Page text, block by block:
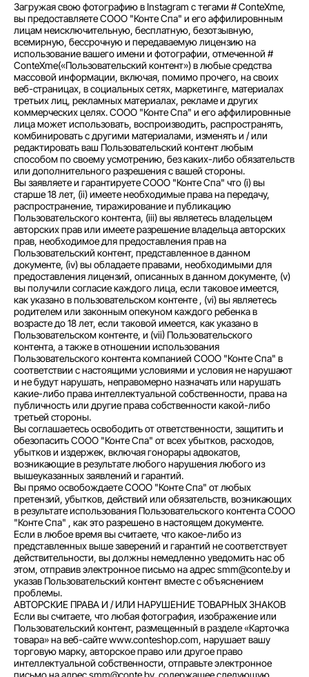
Загружая свою фотографию в Instagram с тегами # ConteXme,
вы предоставляете СООО "Конте Спа" и его аффилировнным
лицам неисключительную, бесплатную, безотзывную,
всемирную, бессрочную и передаваемую лицензию на
использование вашего имени и фотографии, отмеченной #
ConteXme(«Пользовательский контент») в любые средства
массовой информации, включая, помимо прочего, на своих
веб-страницах, в социальных сетях, маркетинге, материалах
третьих лиц, рекламных материалах, рекламе и других
коммерческих целях. СООО "Конте Спа" и его аффилировнные
лица может использовать, воспроизводить, распространять,
комбинировать с другими материалами, изменять и / или
редактировать ваш Пользовательский контент любым
способом по своему усмотрению, без каких-либо обязательств
или дополнительного разрешения с вашей стороны.
Вы заявляете и гарантируете СООО "Конте Спа" что (i) вы
старше 18 лет, (ii) имеете необходимые права на передачу,
распространение, тиражирование и публикацию
Пользовательского контента, (iii) вы являетесь владельцем
авторских прав или имеете разрешение владельца авторских
прав, необходимое для предоставления прав на
Пользовательский контент, представленное в данном
документе, (iv) вы обладаете правами, необходимыми для
предоставления лицензий, описанных в данном документе, (v)
вы получили согласие каждого лица, если таковое имеется,
как указано в пользовательском контенте , (vi) вы являетесь
родителем или законным опекуном каждого ребенка в
возрасте до 18 лет, если таковой имеется, как указано в
Пользовательском контенте, и (vii) Пользовательского
контента, а также в отношении использования
Пользовательского контента компанией СООО "Конте Спа" в
соответствии с настоящими условиями и условия не нарушают
и не будут нарушать, неправомерно назначать или нарушать
какие-либо права интеллектуальной собственности, права на
публичность или другие права собственности какой-либо
третьей стороны.
Вы соглашаетесь освободить от ответственности, защитить и
обезопасить СООО "Конте Спа" от всех убытков, расходов,
убытков и издержек, включая гонорары адвокатов,
возникающие в результате любого нарушения любого из
вышеуказанных заявлений и гарантий.
Вы прямо освобождаете СООО "Конте Спа" от любых
претензий, убытков, действий или обязательств, возникающих
в результате использования Пользовательского контента СООО
"Конте Спа" , как это разрешено в настоящем документе.
Если в любое время вы считаете, что какое-либо из
представленных выше заверений и гарантий не соответствует
действительности, вы должны немедленно уведомить нас об
этом, отправив электронное письмо на адрес smm@conte.by и
указав Пользовательский контент вместе с объяснением
проблемы.
АВТОРСКИЕ ПРАВА И / ИЛИ НАРУШЕНИЕ ТОВАРНЫХ ЗНАКОВ
Если вы считаете, что любая фотография, изображение или
Пользовательский контент, размещенный в разделе «Карточка
товара» на веб-сайте www.conteshop.com, нарушает вашу
торговую марку, авторское право или другое право
интеллектуальной собственности, отправьте электронное